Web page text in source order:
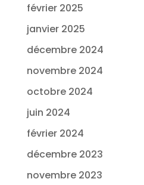
février 2025
janvier 2025
décembre 2024
novembre 2024
octobre 2024
juin 2024
février 2024
décembre 2023
novembre 2023